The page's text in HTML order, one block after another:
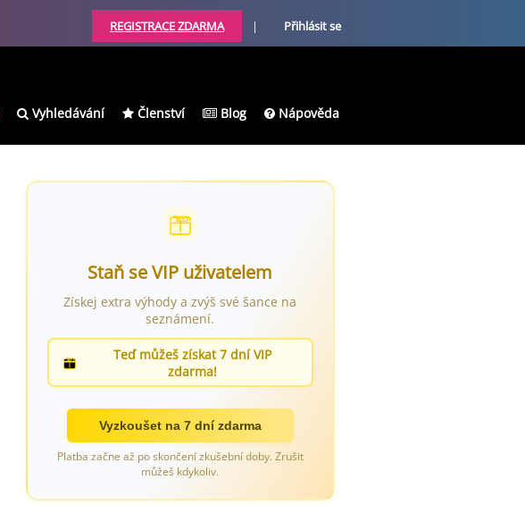
REGISTRACE ZDARMA | Přihlásit se
Vyhledávání Členství Blog Nápověda
Staň se VIP uživatelem
Získej extra výhody a zvýš své šance na
seznámení.
Teď můžeš získat 7 dní VIP
zdarma!
Vyzkoušet na 7 dní zdarma
Platba začne až po skončení zkušební doby. Zrušit
můžeš kdykoliv.